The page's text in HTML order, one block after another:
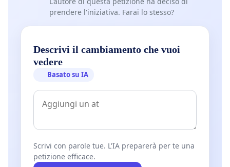
prendere l'iniziativa. Farai lo stesso?
Descrivi il cambiamento che vuoi
vedere
Basato su IA
Scrivi con parole tue. L'IA preparerà per te una
petizione efficace.